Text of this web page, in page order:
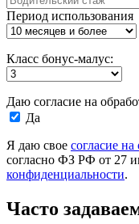
Период использования
Класс бонус-малус:
Даю согласие на
Да
Я даю свое согласие
согласно ФЗ РФ от 27
конфиденциальности.
Часто